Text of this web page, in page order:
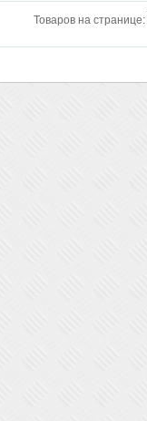
Товаров на странице: